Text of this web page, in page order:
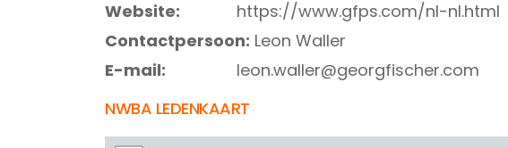
Website:
https://www.gfps.com/nl-nl.html
Contactpersoon: Leon Waller
E-mail:
leon.waller@georgfischer.com
NWBA LEDENKAART